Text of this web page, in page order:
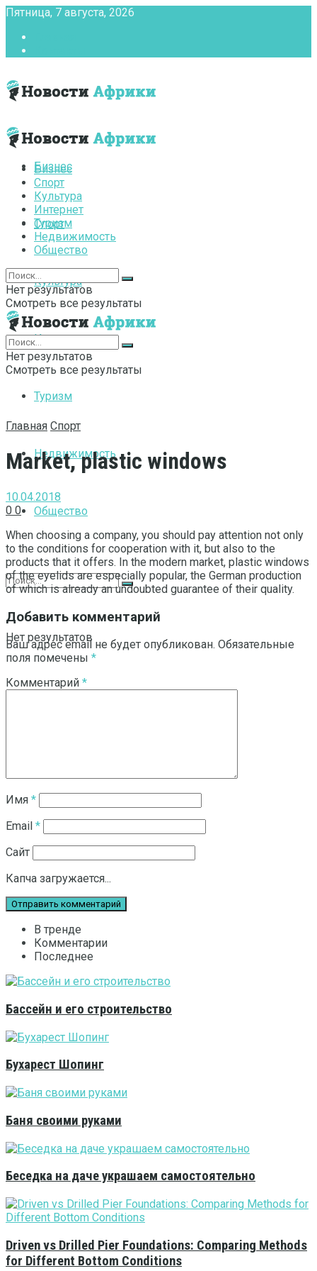
Пятница, 7 августа, 2026
Бизнес
Спорт
Культура
Интернет
Туризм
Недвижимость
Общество
Нет результатов
Смотреть все результаты
Бизнес
Спорт
Культура
Интернет
Туризм
Недвижимость
Общество
Нет результатов
Смотреть все результаты
Нет результатов
Смотреть все результаты
Главная Спорт
Market, plastic windows
10.04.2018
0 0
When choosing a company, you should pay attention not only
to the conditions for cooperation with it, but also to the
products that it offers. In the modern market, plastic windows
of the eyelids are especially popular, the German production
of which is already an undoubted guarantee of their quality.
Добавить комментарий
Ваш адрес email не будет опубликован. Обязательные
поля помечены *
Комментарий *
Имя *
Email *
Сайт
Капча загружается...
В тренде
Комментарии
Последнее
Бассейн и его строительство
Бухарест Шопинг
Баня своими руками
Беседка на даче украшаем самостоятельно
Driven vs Drilled Pier Foundations: Comparing Methods
for Different Bottom Conditions